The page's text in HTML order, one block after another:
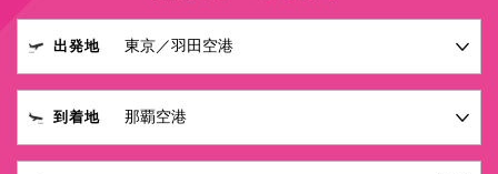
出発地
到着地